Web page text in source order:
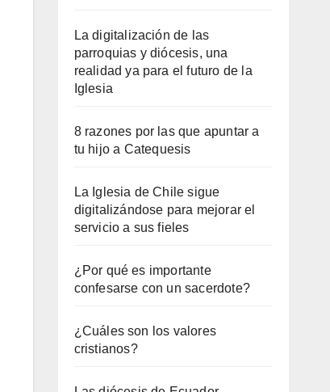
La digitalización de las
parroquias y diócesis, una
realidad ya para el futuro de la
Iglesia
8 razones por las que apuntar a
tu hijo a Catequesis
La Iglesia de Chile sigue
digitalizándose para mejorar el
servicio a sus fieles
¿Por qué es importante
confesarse con un sacerdote?
¿Cuáles son los valores
cristianos?